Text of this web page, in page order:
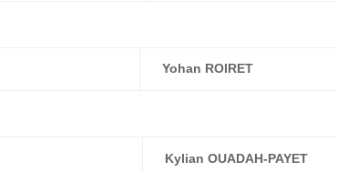
Yohan ROIRET
Kylian OUADAH-PAYET